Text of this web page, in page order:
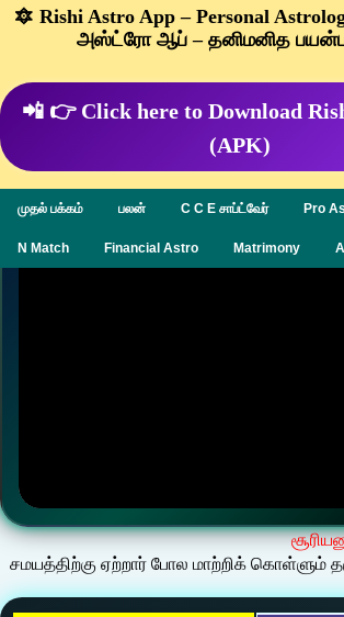
🔯 Rishi Astro App – Personal
அஸ்ட்ரோ ஆப் – தனிமனித
📲 👉 Click here to Download
(APK)
முதல் பக்கம் பலன் C C E சாப்ட்வேர் Pro
N Match Financial Astro Matrimony
சமயத்திற்கு ஏற்றார் போல மாற்றிக் கொள்ளும்